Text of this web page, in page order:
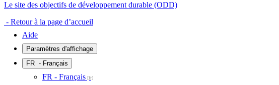
Le site des objectifs de développement durable (ODD)
- Retour à la page d’accueil
Aide
Paramètres d'affichage
FR - Français
FR - Français